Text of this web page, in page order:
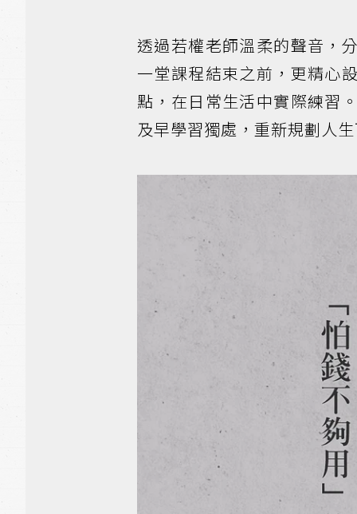
透過若權老師溫柔的聲音，
一堂課程結束之前，更精心
點，在日常生活中實際練習
及早學習獨處，重新規劃人